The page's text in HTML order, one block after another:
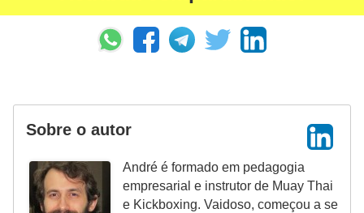
Sobre o autor
André é formado em pedagogia
empresarial e instrutor de Muay Thai
e Kickboxing. Vaidoso, começou a se
c
u
i
n